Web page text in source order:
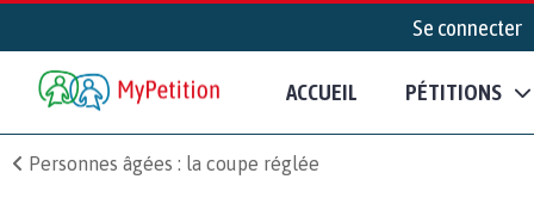
Se connecter
ACCUEIL PÉTITIONS
Personnes âgées : la coupe réglée